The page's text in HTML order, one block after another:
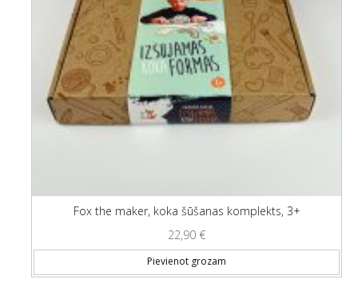
Fox the maker, koka šūšanas komplekts, 3+
22,90 €
Pievienot grozam